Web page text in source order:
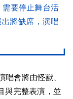
要停止舞台活
將缺席，演唱
會將由怪獸、
與完整表演，並